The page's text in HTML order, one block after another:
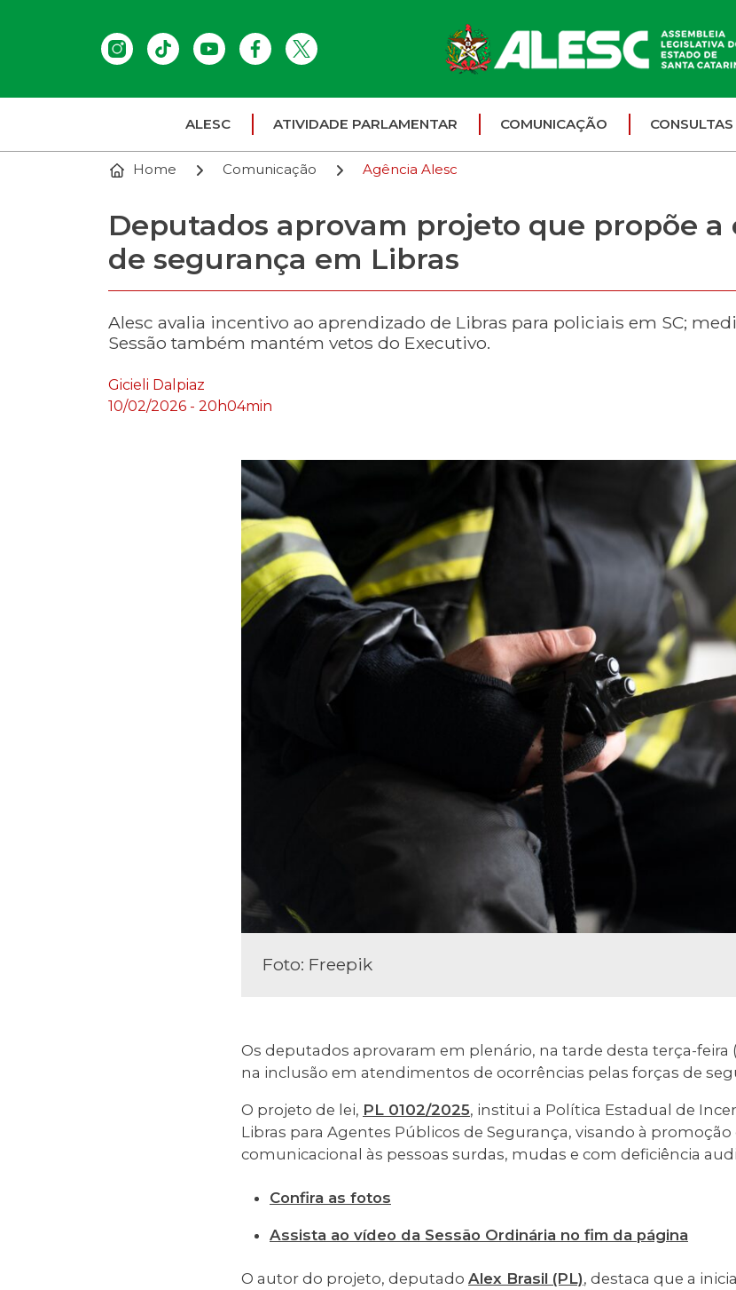
ALESC ATIVIDADE PARLAMENTAR COMUNICAÇÃO CONSULTAS
Home Comunicação Agência Alesc
Deputados aprovam projeto que propõe a
de segurança em Libras
Alesc avalia incentivo ao aprendizado de Libras para policiais em SC;
Sessão também mantém vetos do Executivo.
Gicieli Dalpiaz
10/02/2026 - 20h04min
Foto: Freepik
Os deputados aprovaram em plenário, na tarde desta terça-feira
na inclusão em atendimentos de ocorrências pelas forças de
O projeto de lei, PL 0102/2025, institui a Política Estadual de
Libras para Agentes Públicos de Segurança, visando à
comunicacional às pessoas surdas, mudas e com deficiência
Confira as fotos
Assista ao vídeo da Sessão Ordinária no fim da página
O autor do projeto, deputado Alex Brasil (PL), destaca que a